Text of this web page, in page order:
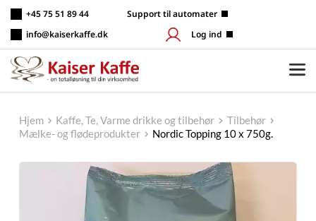
indhold
+45 75 51 89 44
info@kaiserkaffe.dk
Support til automater
Log ind
Hjem Kaffe, Te, Varme drikke og tilbehør
Tilbehør
Mælke- og flødeprodukter
Nordic Topping 10 x 750g.